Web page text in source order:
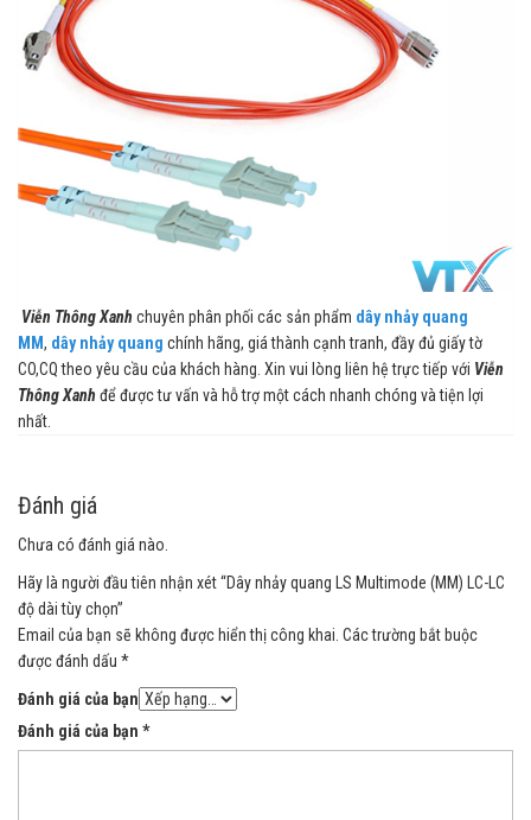
Viễn Thông Xanh chuyên phân phối các sản phẩm dây nhảy quang
MM, dây nhảy quang chính hãng, giá thành cạnh tranh, đầy đủ giấy tờ
CO,CQ theo yêu cầu của khách hàng. Xin vui lòng liên hệ trực tiếp với Viễn
Thông Xanh để được tư vấn và hỗ trợ một cách nhanh chóng và tiện lợi
nhất.
Đánh giá
Chưa có đánh giá nào.
Hãy là người đầu tiên nhận xét “Dây nhảy quang LS Multimode (MM) LC-LC
độ dài tùy chọn”
Email của bạn sẽ không được hiển thị công khai. Các trường bắt buộc
được đánh dấu *
Đánh giá của bạn
Đánh giá của bạn *